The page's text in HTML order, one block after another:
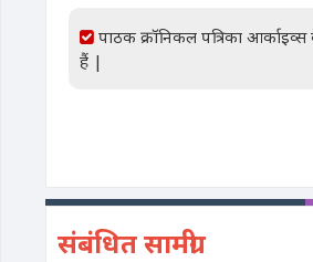
पाठक क्रॉनिकल पत्रिका
हैं |
संबंधित सामग्री